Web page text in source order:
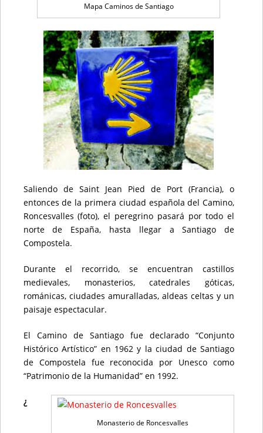
Mapa Caminos de Santiago
Saliendo de Saint Jean Pied de Port (Francia), o
entonces de la primera ciudad española del Camino,
Roncesvalles (foto), el peregrino pasará por todo el
norte de España, hasta llegar a Santiago de
Compostela.
Durante el recorrido, se encuentran castillos
medievales, monasterios, catedrales góticas,
románicas, ciudades amuralladas, aldeas celtas y un
paisaje espectacular.
El Camino de Santiago fue declarado “Conjunto
Histórico Artístico” en 1962 y la ciudad de Santiago
de Compostela fue reconocida por Unesco como
“Patrimonio de la Humanidad” en 1992.
Monasterio de Roncesvalles
¿